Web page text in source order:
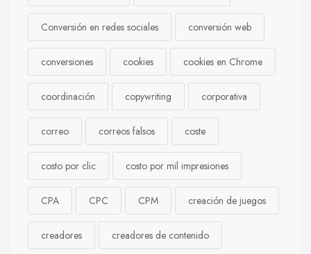
Conversión en redes sociales conversión web
conversiones cookies cookies en Chrome
coordinación copywriting corporativa
correo correos falsos coste
costo por clic costo por mil impresiones
CPA CPC CPM creación de juegos
creadores creadores de contenido